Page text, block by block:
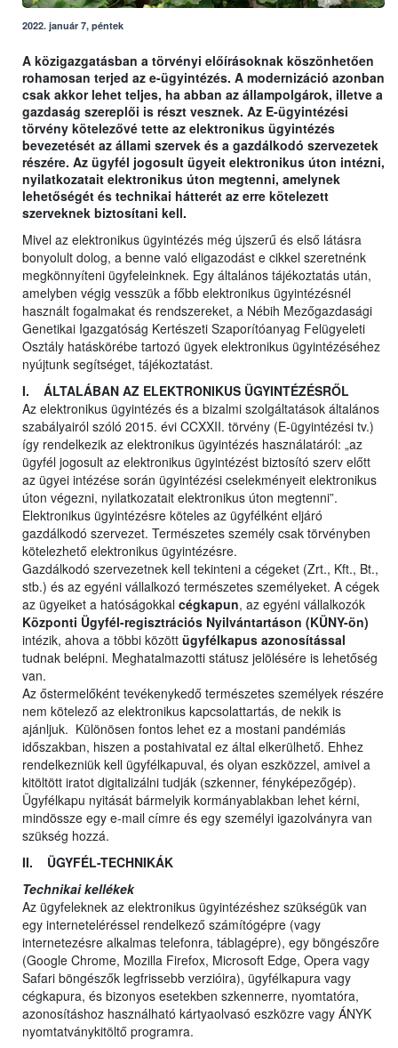
2022. január 7, péntek
A közigazgatásban a törvényi előírásoknak köszönhetően
rohamosan terjed az e-ügyintézés. A modernizáció azonban
csak akkor lehet teljes, ha abban az állampolgárok, illetve a
gazdaság szereplői is részt vesznek. Az E-ügyintézési
törvény kötelezővé tette az elektronikus ügyintézés
bevezetését az állami szervek és a gazdálkodó szervezetek
részére. Az ügyfél jogosult ügyeit elektronikus úton intézni,
nyilatkozatait elektronikus úton megtenni, amelynek
lehetőségét és technikai hátterét az erre kötelezett
szerveknek biztosítani kell.
Mivel az elektronikus ügyintézés még újszerű és első látásra
bonyolult dolog, a benne való eligazodást e cikkel szeretnénk
megkönnyíteni ügyfeleinknek. Egy általános tájékoztatás után,
amelyben végig vesszük a főbb elektronikus ügyintézésnél
használt fogalmakat és rendszereket, a Nébih Mezőgazdasági
Genetikai Igazgatóság Kertészeti Szaporítóanyag Felügyeleti
Osztály hatáskörébe tartozó ügyek elektronikus ügyintézéséhez
nyújtunk segítséget, tájékoztatást.
I. ÁLTALÁBAN AZ ELEKTRONIKUS ÜGYINTÉZÉSRŐL
Az elektronikus ügyintézés és a bizalmi szolgáltatások általános
szabályairól szóló 2015. évi CCXXII. törvény (E-ügyintézési tv.)
így rendelkezik az elektronikus ügyintézés használatáról: „az
ügyfél jogosult az elektronikus ügyintézést biztosító szerv előtt
az ügyei intézése során ügyintézési cselekményeit elektronikus
úton végezni, nyilatkozatait elektronikus úton megtenni”.
Elektronikus ügyintézésre köteles az ügyfélként eljáró
gazdálkodó szervezet. Természetes személy csak törvényben
kötelezhető elektronikus ügyintézésre.
Gazdálkodó szervezetnek kell tekinteni a cégeket (Zrt., Kft., Bt.,
stb.) és az egyéni vállalkozó természetes személyeket. A cégek
az ügyeiket a hatóságokkal cégkapun, az egyéni vállalkozók
Központi Ügyfél-regisztrációs Nyilvántartáson (KÜNY-ön)
intézik, ahova a többi között ügyfélkapus azonosítással
tudnak belépni. Meghatalmazotti státusz jelölésére is lehetőség
van.
Az őstermelőként tevékenykedő természetes személyek részére
nem kötelező az elektronikus kapcsolattartás, de nekik is
ajánljuk. Különösen fontos lehet ez a mostani pandémiás
időszakban, hiszen a postahivatal ez által elkerülhető. Ehhez
rendelkezniük kell ügyfélkapuval, és olyan eszközzel, amivel a
kitöltött iratot digitalizálni tudják (szkenner, fényképezőgép).
Ügyfélkapu nyitását bármelyik kormányablakban lehet kérni,
mindössze egy e-mail címre és egy személyi igazolványra van
szükség hozzá.
II. ÜGYFÉL-TECHNIKÁK
Technikai kellékek
Az ügyfeleknek az elektronikus ügyintézéshez szükségük van
egy interneteléréssel rendelkező számítógépre (vagy
internetezésre alkalmas telefonra, táblagépre), egy böngészőre
(Google Chrome, Mozilla Firefox, Microsoft Edge, Opera vagy
Safari böngészők legfrissebb verzióira), ügyfélkapura vagy
cégkapura, és bizonyos esetekben szkennerre, nyomtatóra,
azonosításhoz használható kártyaolvasó eszközre vagy ÁNYK
nyomtatványkitöltő programra.